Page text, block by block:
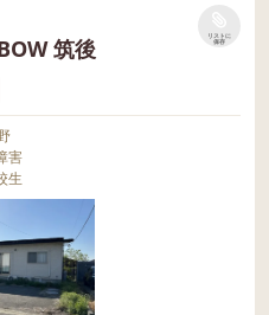
筑後
リストに
保存
害
生